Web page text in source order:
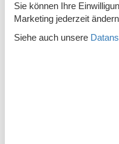
Terrasse
Typ
Sie können Ihre
Marketing jederzeit
Siehe auch unsere